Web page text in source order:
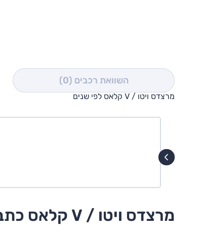
השוואת רכבים (0)
מרצדס ויטו / V קלאס לפי שנים
מרצדס ויטו / V קלאס כתבות ומבחני דרכים